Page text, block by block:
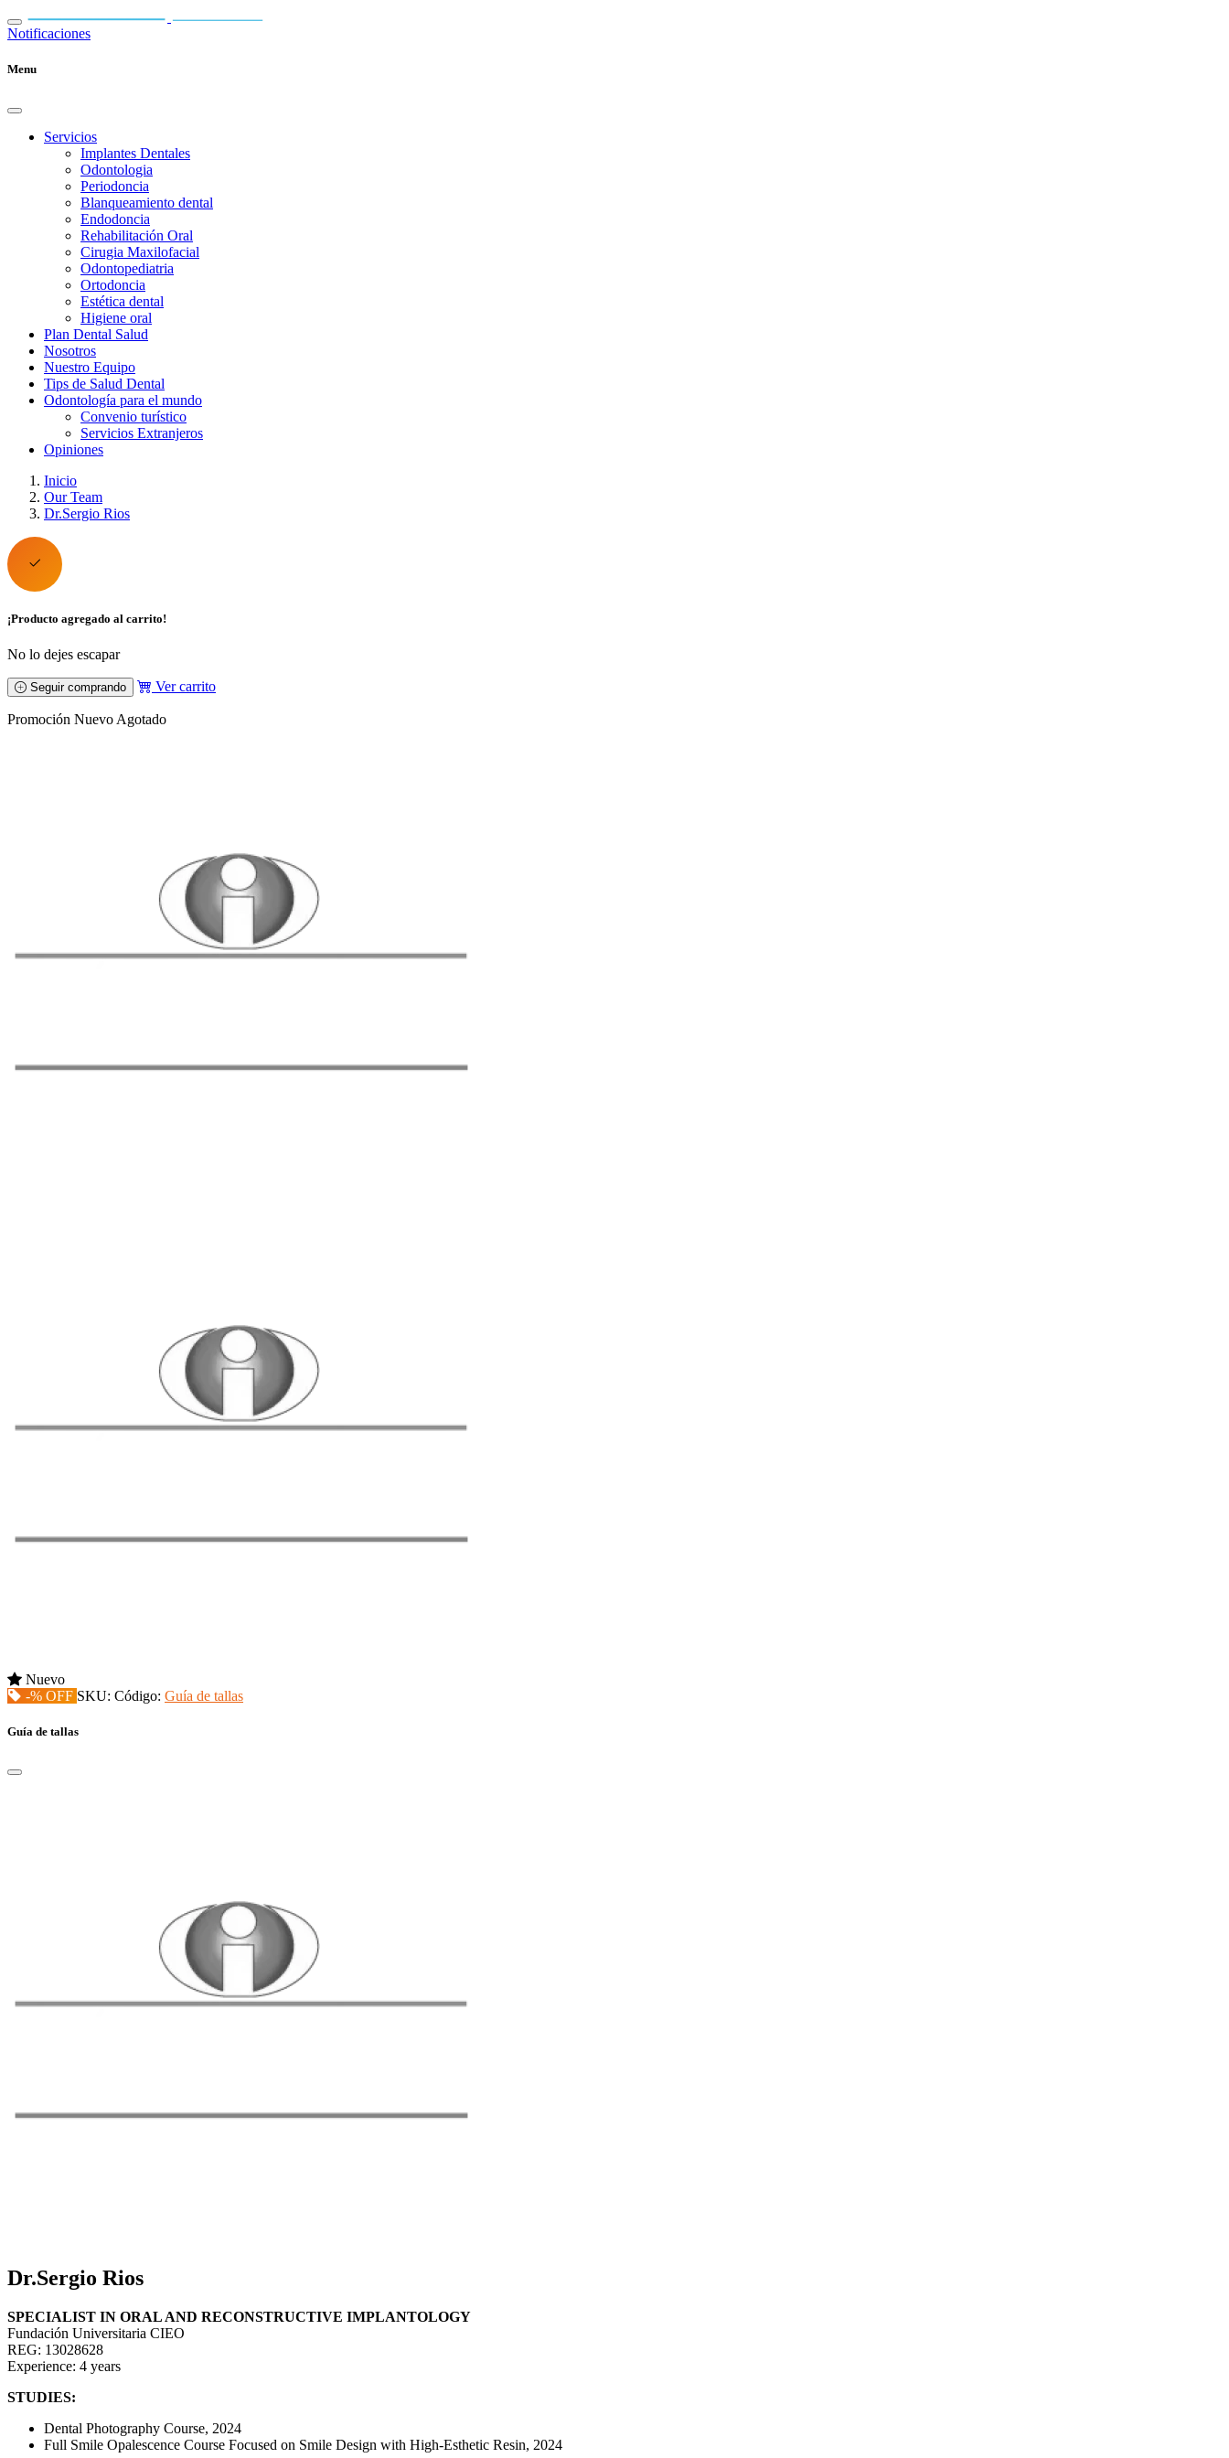
Notificaciones
Menu
Servicios
Implantes Dentales
Odontologia
Periodoncia
Blanqueamiento dental
Endodoncia
Rehabilitación Oral
Cirugia Maxilofacial
Odontopediatria
Ortodoncia
Estética dental
Higiene oral
Plan Dental Salud
Nosotros
Nuestro Equipo
Tips de Salud Dental
Odontología para el mundo
Convenio turístico
Servicios Extranjeros
Opiniones
Inicio
Our Team
Dr.Sergio Rios
¡Producto agregado al carrito!
No lo dejes escapar
Seguir comprando Ver carrito
Promoción Nuevo Agotado
Nuevo
-% OFF SKU: Código: Guía de tallas
Guía de tallas
Dr.Sergio Rios
SPECIALIST IN ORAL AND RECONSTRUCTIVE IMPLANTOLOGY
Fundación Universitaria CIEO
REG: 13028628
Experience: 4 years
STUDIES:
Dental Photography Course, 2024
Full Smile Opalescence Course Focused on Smile Design with High-Esthetic Resin, 2024